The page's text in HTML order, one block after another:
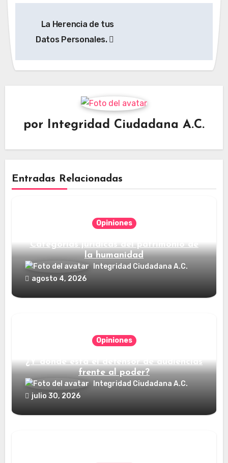
La Herencia de tus
Datos Personales.
por Integridad Ciudadana A.C.
Entradas Relacionadas
Opiniones
Categorías jurídicas del patrimonio de
la humanidad
Integridad Ciudadana A.C.
agosto 4, 2026
Opiniones
¿Y dónde está el defensor de audiencias
frente al poder?
Integridad Ciudadana A.C.
julio 30, 2026